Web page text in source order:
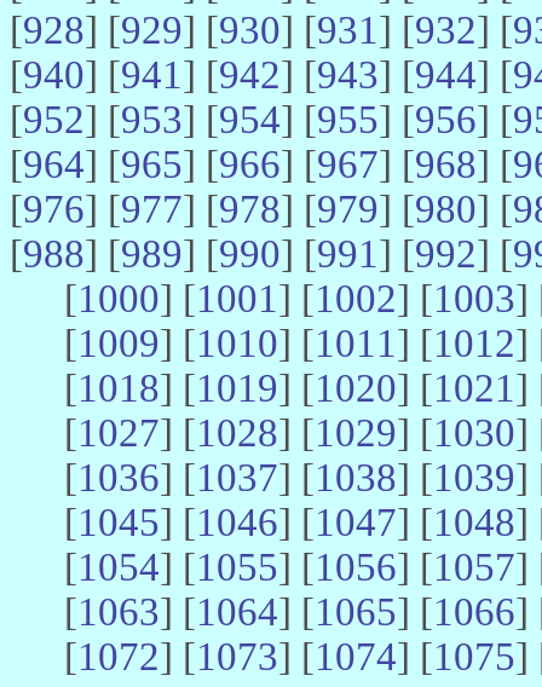
[928] [929] [930] [931] [932] [
[940] [941] [942] [943] [944] [
[952] [953] [954] [955] [956] [
[964] [965] [966] [967] [968] [
[976] [977] [978] [979] [980] [
[988] [989] [990] [991] [992] [
[1000] [1001] [1002] [1003]
[1009] [1010] [1011] [1012]
[1018] [1019] [1020] [1021]
[1027] [1028] [1029] [1030]
[1036] [1037] [1038] [1039]
[1045] [1046] [1047] [1048]
[1054] [1055] [1056] [1057]
[1063] [1064] [1065] [1066]
[1072] [1073] [1074] [1075]